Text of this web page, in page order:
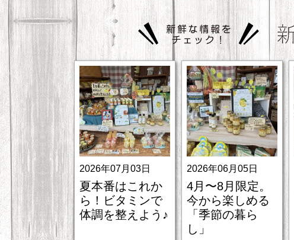
2026年07月03日
夏本番はこれか
ら！ビタミンで
体調を整えよう♪
2026年06月05日
4月〜8月限定。
今から楽しめる
「季節の暮ら
し」